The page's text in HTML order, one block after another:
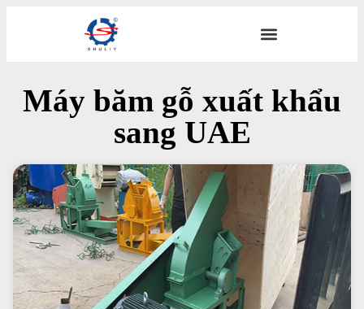
Máy băm gỗ xuất khẩu
sang UAE